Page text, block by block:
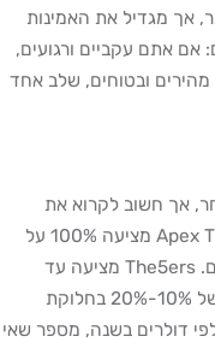
אך מגדיל את האמינות
אם אתם עקביים ורגועים,
ובטוחים, שלב אחד
נעה בין 70% ל-100% לסוחר, אך חשוב לקרוא את
האותיות הקטנות. לדוגמה, Apex Trader Funding מציעה 100% על
25,000 הדולרים הראשונים ו-90% מעליהם. The5ers מציעה עד
100%. FTMO מציעה 80%-90%. ההבדל של 10%-20% בחלוקת
דולר שווה אלפי דולרים בשנה, מספר שאי